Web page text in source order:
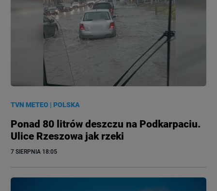
TVN METEO |POLSKA
Ponad 80 litrów deszczu na Podkarpaciu.
Ulice Rzeszowa jak rzeki
7 SIERPNIA 18:05